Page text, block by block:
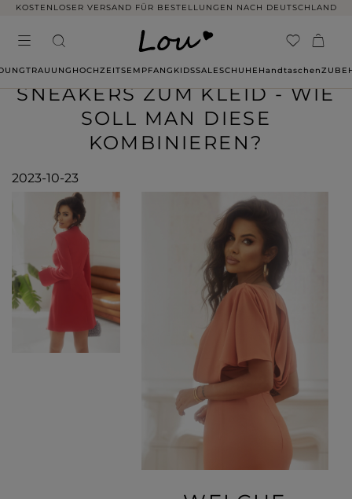
KOSTENLOSER VERSAND FÜR BESTELLUNGEN NACH DEUTSCHLAND
TRAUUNG HOCHZEITSEMPFANG KIDSSALESCHUHE Handtaschen
SNEAKERS ZUM KLEID - WIE
SOLL MAN DIESE
KOMBINIEREN?
2023-10-23